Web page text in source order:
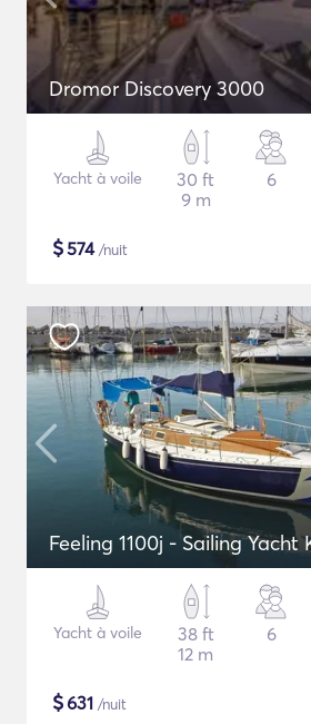
Dromor Discovery 3000
Yacht à voile
30 ft
9 m
6
$574/nuit
Feeling 1100j - Sailing
Yacht à voile
38 ft
12 m
6
$631 /nuit